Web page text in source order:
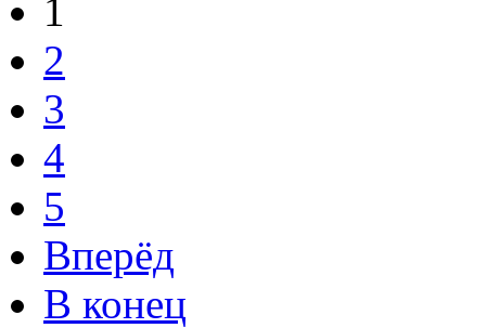
1
2
3
4
5
Вперёд
В конец